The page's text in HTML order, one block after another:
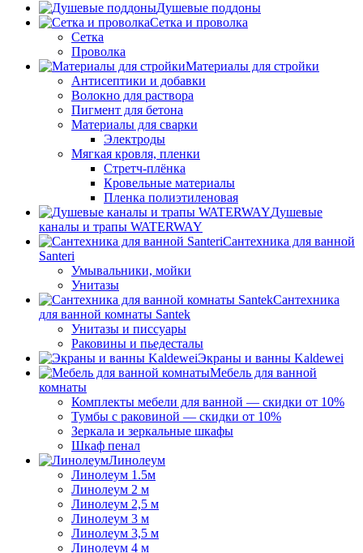
Душевые поддоны
Сетка и проволка
Сетка
Проволка
Материалы для стройки
Антисептики и добавки
Волокно для раствора
Пигмент для бетона
Материалы для сварки
Электроды
Мягкая кровля, пленки
Стретч-плёнка
Кровельные материалы
Пленка полиэтиленовая
Душевые
каналы и трапы WATERWAY
Сантехника для ванной
Santeri
Умывальники, мойки
Унитазы
Сантехника
для ванной комнаты Santek
Унитазы и писсуары
Раковины и пьедесталы
Экраны и ванны Kaldewei
Мебель для ванной
комнаты
Комплекты мебели для ванной — скидки от 10%
Тумбы с раковиной — скидки от 10%
Зеркала и зеркальные шкафы
Шкаф пенал
Линолеум
Линолеум 1.5м
Линолеум 2 м
Линолеум 2,5 м
Линолеум 3 м
Линолеум 3,5 м
Линолеум 4 м